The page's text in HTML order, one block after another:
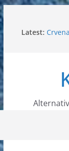
Skip
Latest:
Čir